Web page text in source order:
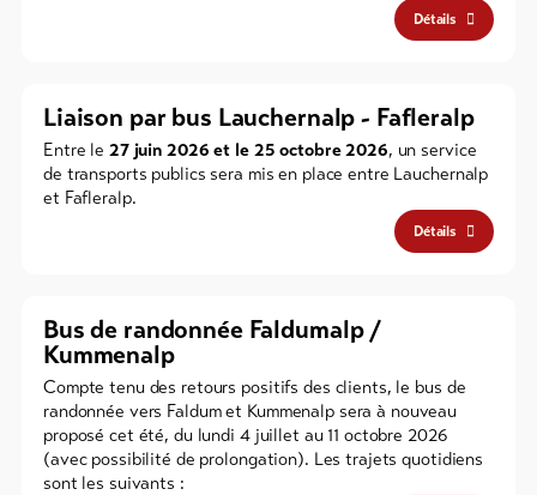
Détails
Liaison par bus Lauchernalp - Fafleralp
Entre le 27 juin 2026 et le 25 octobre 2026, un service
de transports publics sera mis en place entre Lauchernalp
et Fafleralp.
Détails
Bus de randonnée Faldumalp /
Kummenalp
Compte tenu des retours positifs des clients, le bus de
randonnée vers Faldum et Kummenalp sera à nouveau
proposé cet été, du lundi 4 juillet au 11 octobre 2026
(avec possibilité de prolongation). Les trajets quotidiens
sont les suivants :